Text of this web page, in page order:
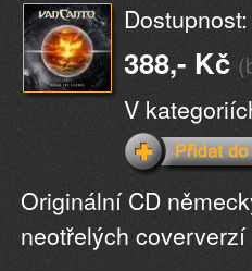
388,- Kč
V
Originální CD
neotřelých